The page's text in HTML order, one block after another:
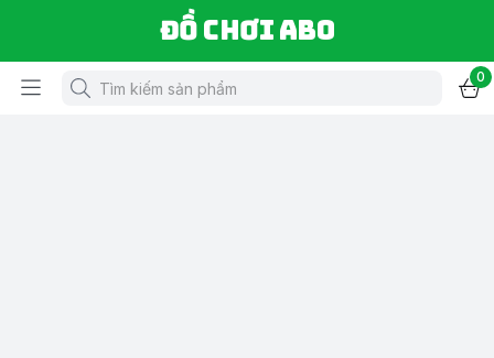
Đồ chơi ABO
0